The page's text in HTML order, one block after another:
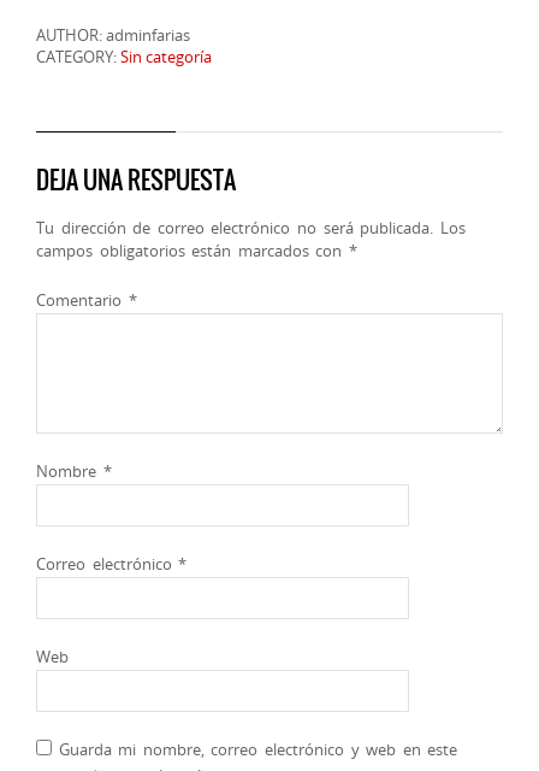
AUTHOR: adminfarias
CATEGORY:Sin categoría
DEJA UNA RESPUESTA
Tu dirección de correo electrónico no será publicada. Los
campos obligatorios están marcados con *
Comentario *
Nombre *
Correo electrónico*
Web
Guarda mi nombre, correo electrónico y web en este